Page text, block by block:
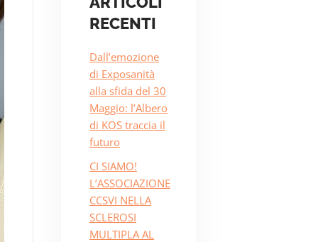
RECENTI
Dall’emozione
di Exposanità
alla sfida del 30
Maggio: l’Albero
di KOS traccia il
futuro
CI SIAMO!
L’ASSOCIAZIONE
CCSVI NELLA
SCLEROSI
MULTIPLA AL